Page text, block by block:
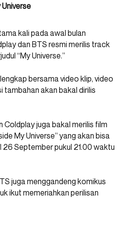
kali pada awal bulan
dan BTS resmi merilis track
“My Universe.”
bersama video klip, video
tambahan akan bakal dirilis
Coldplay juga bakal merilis film
My Universe” yang akan bisa
26 September pukul 21.00 waktu
juga menggandeng komikus
ikut memeriahkan perilisan